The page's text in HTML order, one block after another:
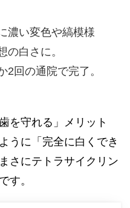
濃い変色や縞模様
の白さに。
2回の通院で完了。
を守れる」メリット
うに「完全に白くでき
さにテトラサイクリン
す。